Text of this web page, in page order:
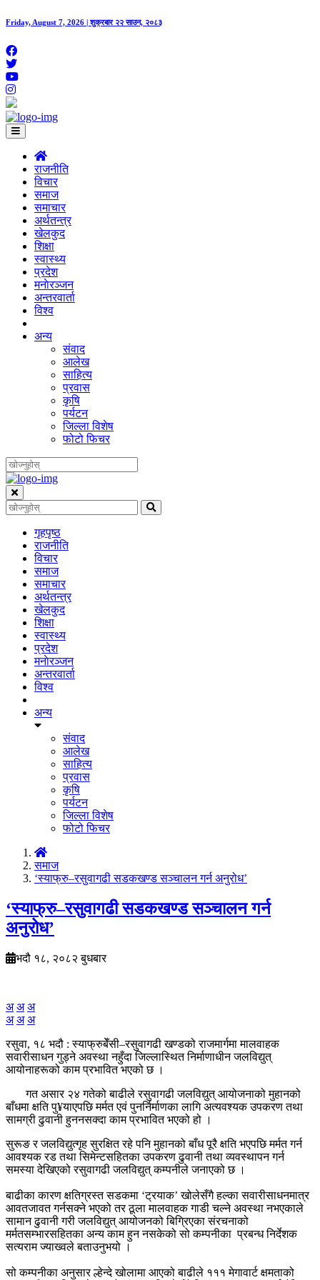
Friday, August 7, 2026 | शुक्रबार २२ साउन, २०८३
राजनीति
विचार
समाज
समाचार
अर्थतन्त्र
खेलकुद
शिक्षा
स्वास्थ्य
प्रदेश
मनाेरञ्जन
अन्तरवार्ता
विश्व
अन्य
संवाद
आलेख
साहित्य
प्रवास
कृषि
पर्यटन
जिल्ला विशेष
फोटो फिचर
गृहपृष्‍ठ
राजनीति
विचार
समाज
समाचार
अर्थतन्त्र
खेलकुद
शिक्षा
स्वास्थ्य
प्रदेश
मनाेरञ्जन
अन्तरवार्ता
विश्व
अन्य
संवाद
आलेख
साहित्य
प्रवास
कृषि
पर्यटन
जिल्ला विशेष
फोटो फिचर
समाज
‘स्याफ्रु–रसुवागढी सडकखण्ड सञ्चालन गर्न अनुरोध’
‘स्याफ्रु–रसुवागढी सडकखण्ड सञ्चालन गर्न
अनुरोध’
भदौ १८, २०८२ बुधबार
अ अ अ
अ अ अ
रसुवा, १८ भदौ : स्याफ्रुबेँसी–रसुवागढी खण्डको राजमार्गमा मालवाहक
सवारीसाधन गुड्ने अवस्था नहुँदा जिल्लास्थित निर्माणाधीन जलविद्युत्
आयोनाहरूको काम प्रभावित भएको छ ।
गत असार २४ गतेको बाढीले रसुवागढी जलविद्युत् आयोजनाको मुहानको
बाँधमा क्षति पु¥याएपछि मर्मत एवं पुनर्निर्माणका लागि अत्यवश्यक उपकरण तथा
सामग्री ढुवानी हुननसक्दा काम प्रभावित भएको हो ।
सुरूङ र जलविद्युत्गृह सुरक्षित रहे पनि मुहानको बाँध पूरै क्षति भएपछि मर्मत गर्न
आवश्यक रड तथा सिमेन्टसहितका उपकरण ढुवानी तथा व्यवस्थापन गर्न
समस्या देखिएको रसुवागढी जलविद्युत् कम्पनीले जनाएको छ ।
बाढीका कारण क्षतिग्रस्त सडकमा ‘ट्रयाक’ खोलेसँगै हल्का सवारीसाधनमात्र
आवतजावत गर्नसक्ने भएको तर ठूला मालवाहक गाडी चल्ने अवस्था नभएकाले
सामान ढुवानी गरी जलविद्युत् आयोजनको बिग्रिएका संरचनाको
मर्मतसम्भारसहितका अन्य काम हुन नसकेको सो कम्पनीका प्रबन्ध निर्देशक
सत्यराम ज्याख्वले बताउनुभयो ।
सो कम्पनीका अनुसार ल्हेन्दे खोलामा आएको बाढीले १११ मेगावार्ट क्षमताको